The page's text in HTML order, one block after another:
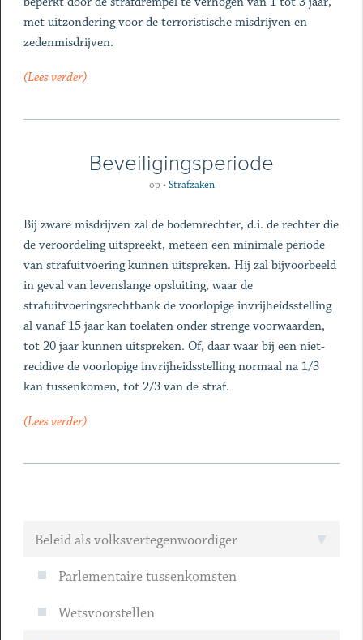
met uitzondering voor de terroristische misdrijven en
zedenmisdrijven.
(Lees verder)
Beveiligingsperiode
op •Strafzaken
Bij zware misdrijven zal de bodemrechter, d.i. de rechter die
de veroordeling uitspreekt, meteen een minimale periode
van strafuitvoering kunnen uitspreken. Hij zal bijvoorbeeld
in geval van levenslange opsluiting, waar de
strafuitvoeringsrechtbank de voorlopige invrijheidsstelling
al vanaf 15 jaar kan toelaten onder strenge voorwaarden,
tot 20 jaar kunnen uitspreken. Of, daar waar bij een niet-
recidive de voorlopige invrijheidsstelling normaal na 1/3
kan tussenkomen, tot 2/3 van de straf.
(Lees verder)
Beleid als volksvertegenwoordiger
Parlementaire tussenkomsten
Wetsvoorstellen